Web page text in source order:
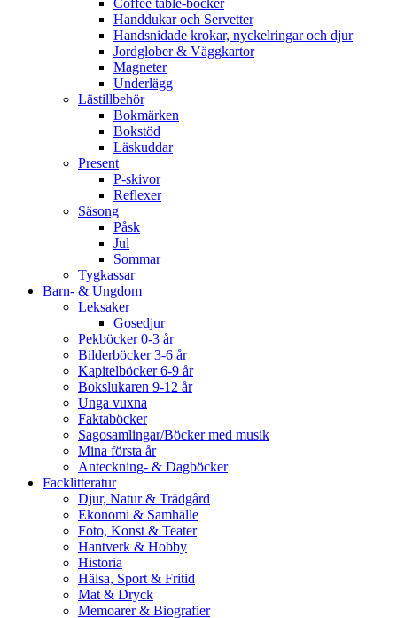
Coffee table-böcker
Handdukar och Servetter
Handsnidade krokar, nyckelringar och djur
Jordglober & Väggkartor
Magneter
Underlägg
Lästillbehör
Bokmärken
Bokstöd
Läskuddar
Present
P-skivor
Reflexer
Säsong
Påsk
Jul
Sommar
Tygkassar
Barn- & Ungdom
Leksaker
Gosedjur
Pekböcker 0-3 år
Bilderböcker 3-6 år
Kapitelböcker 6-9 år
Bokslukaren 9-12 år
Unga vuxna
Faktaböcker
Sagosamlingar/Böcker med musik
Mina första år
Anteckning- & Dagböcker
Facklitteratur
Djur, Natur & Trädgård
Ekonomi & Samhälle
Foto, Konst & Teater
Hantverk & Hobby
Historia
Hälsa, Sport & Fritid
Mat & Dryck
Memoarer & Biografier